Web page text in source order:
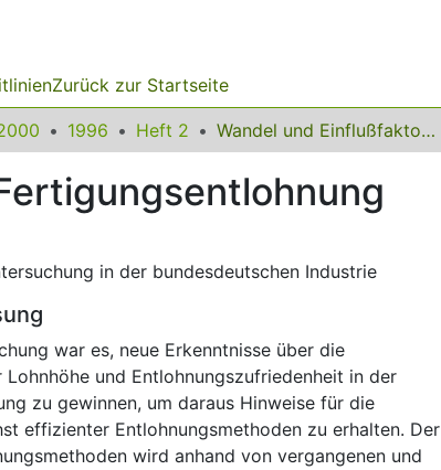
Zurück zur Startseite
1996 Heft 2 Wandel und Einflußfaktoren der Fertigungsentlohnung
in der bundesdeutschen Industrie
war es, neue Erkenntnisse über die
und Entlohnungszufriedenheit in der
zu gewinnen, um daraus Hinweise für die
effizienter Entlohnungsmethoden zu erhalten. Der
wird anhand von vergangenen und